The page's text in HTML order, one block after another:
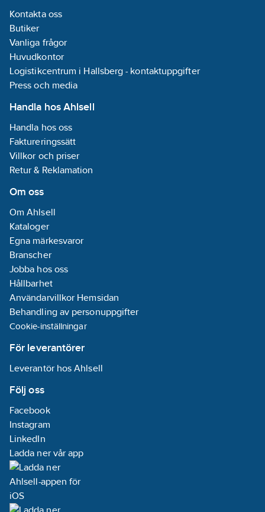
Kontakta oss
Butiker
Vanliga frågor
Huvudkontor
Logistikcentrum i Hallsberg - kontaktuppgifter
Press och media
Handla hos Ahlsell
Handla hos oss
Faktureringssätt
Villkor och priser
Retur & Reklamation
Om oss
Om Ahlsell
Kataloger
Egna märkesvaror
Branscher
Jobba hos oss
Hållbarhet
Användarvillkor Hemsidan
Behandling av personuppgifter
Cookie-inställningar
För leverantörer
Leverantör hos Ahlsell
Följ oss
Facebook
Instagram
LinkedIn
Ladda ner vår app